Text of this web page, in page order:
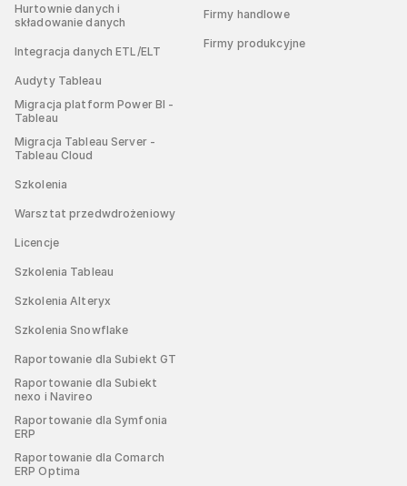
Hurtownie danych i
składowanie danych
Integracja danych ETL/ELT
Audyty Tableau
Migracja platform Power BI -
Tableau
Migracja Tableau Server -
Tableau Cloud
Szkolenia
Warsztat przedwdrożeniowy
Licencje
Szkolenia Tableau
Szkolenia Alteryx
Szkolenia Snowflake
Raportowanie dla Subiekt GT
Raportowanie dla Subiekt
nexo i Navireo
Raportowanie dla Symfonia
ERP
Raportowanie dla Comarch
ERP Optima
Firmy handlowe
Firmy produkcyjne